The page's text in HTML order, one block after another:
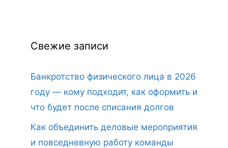
Свежие записи
Банкротство физического лица в 2026
году — кому подходит, как оформить и
что будет после списания долгов
Как объединить деловые мероприятия
и повседневную работу команды